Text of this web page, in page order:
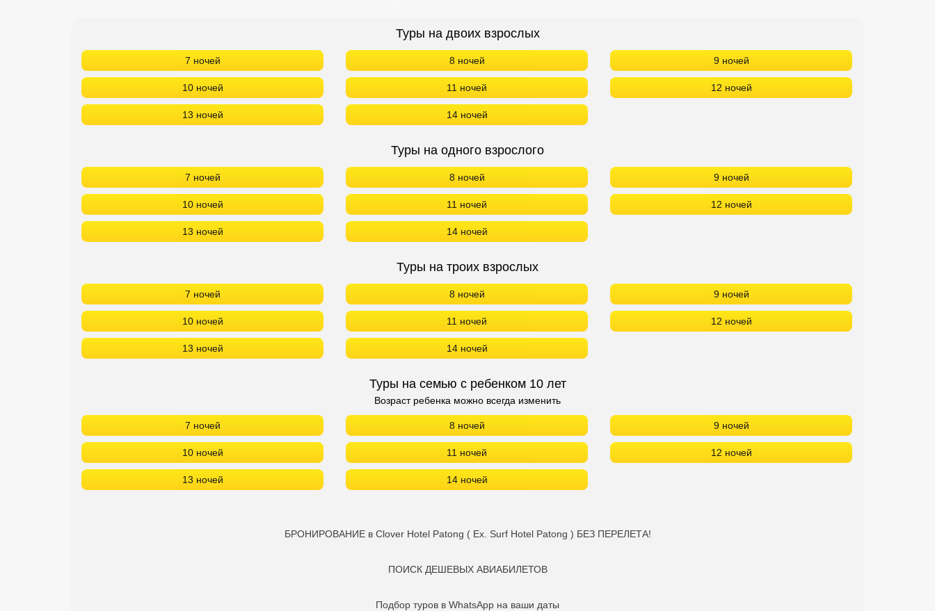
Туры на двоих взрослых
7 ночей 8 ночей 9 ночей
10 ночей 11 ночей 12 ночей
13 ночей 14 ночей
Туры на одного взрослого
7 ночей 8 ночей 9 ночей
10 ночей 11 ночей 12 ночей
13 ночей 14 ночей
Туры на троих взрослых
7 ночей 8 ночей 9 ночей
10 ночей 11 ночей 12 ночей
13 ночей 14 ночей
Туры на семью с ребенком 10 лет
Возраст ребенка можно всегда изменить
7 ночей 8 ночей 9 ночей
10 ночей 11 ночей 12 ночей
13 ночей 14 ночей
БРОНИРОВАНИЕ в Clover Hotel Patong ( Ex. Surf Hotel Patong ) БЕЗ ПЕРЕЛЕТА!
ПОИСК ДЕШЕВЫХ АВИАБИЛЕТОВ
Подбор туров в WhatsApp на ваши даты
Сетевые отели Бали
Сетевые отели Сейшел
Сетевые отели Маврикия